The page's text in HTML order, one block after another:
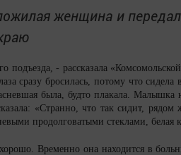
женщина и
подъезда, - рассказала
сразу бросилась, потому что
была, будто плакала.
«Странно, что так сидит,
продолговатыми стеклами, белая
Временно она находится в